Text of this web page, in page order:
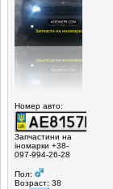
Номер авто:
Запчастини на
іномарки +38-
097-994-26-28
Пол:
Возраст: 38